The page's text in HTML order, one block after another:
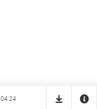
04:24